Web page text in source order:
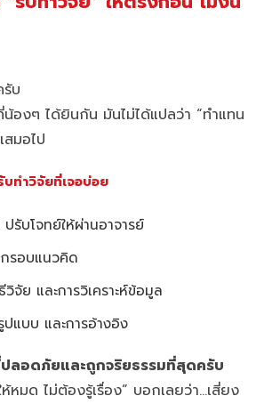
บ
น้องๆ ได้ยินกัน มันไม่ได้แปลว่า “ทำแทน
มอไป
ทำวิจัยที่เจอบ่อย
รับโจทย์ให้ผ่านอาจารย์
กรอบแนวคิด
วิจัย และการวิเคราะห์ข้อมูล
แบบ และการอ้างอิง
ลอดภัยและถูกจริยธรรมที่สุดครับ
หมด ไม่ต้องรู้เรื่อง” บอกเลยว่า…เสี่ยง